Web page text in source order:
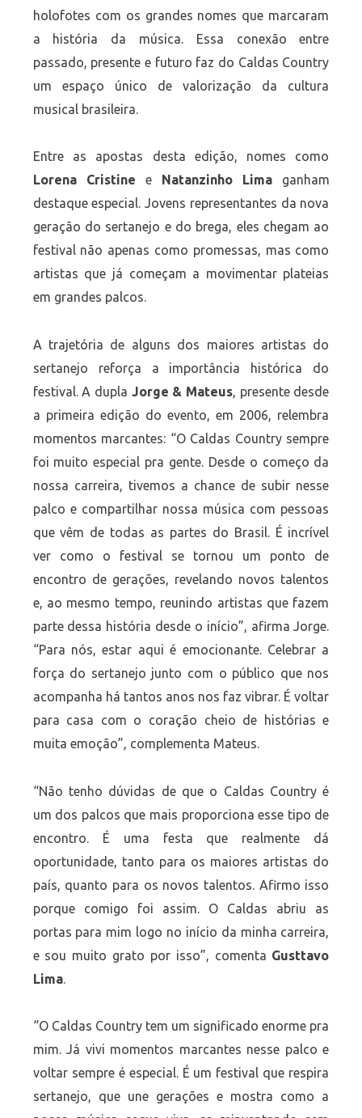
holofotes com os grandes nomes que marcaram
a história da música. Essa conexão entre
passado, presente e futuro faz do Caldas Country
um espaço único de valorização da cultura
musical brasileira.
Entre as apostas desta edição, nomes como
Lorena Cristine e Natanzinho Limaganham
destaque especial. Jovens representantes da nova
geração do sertanejo e do brega, eles chegam ao
festival não apenas como promessas, mas como
artistas que já começam a movimentar plateias
em grandes palcos.
A trajetória de alguns dos maiores artistas do
sertanejo reforça a importância histórica do
festival. A dupla Jorge & Mateus, presente desde
a primeira edição do evento, em 2006, relembra
momentos marcantes: “O Caldas Country sempre
foi muito especial pra gente. Desde o começo da
nossa carreira, tivemos a chance de subir nesse
palco e compartilhar nossa música com pessoas
que vêm de todas as partes do Brasil. É incrível
ver como o festival se tornou um ponto de
encontro de gerações, revelando novos talentos
e, ao mesmo tempo, reunindo artistas que fazem
parte dessa história desde o início”, afirma Jorge.
“Para nós, estar aqui é emocionante. Celebrar a
força do sertanejo junto com o público que nos
acompanha há tantos anos nos faz vibrar. É voltar
para casa com o coração cheio de histórias e
muita emoção”, complementa Mateus.
“Não tenho dúvidas de que o Caldas Country é
um dos palcos que mais proporciona esse tipo de
encontro. É uma festa que realmente dá
oportunidade, tanto para os maiores artistas do
país, quanto para os novos talentos. Afirmo isso
porque comigo foi assim. O Caldas abriu as
portas para mim logo no início da minha carreira,
e sou muito grato por isso”, comenta Gusttavo
Lima.
“O Caldas Country tem um significado enorme pra
mim. Já vivi momentos marcantes nesse palco e
voltar sempre é especial. É um festival que respira
sertanejo, que une gerações e mostra como a